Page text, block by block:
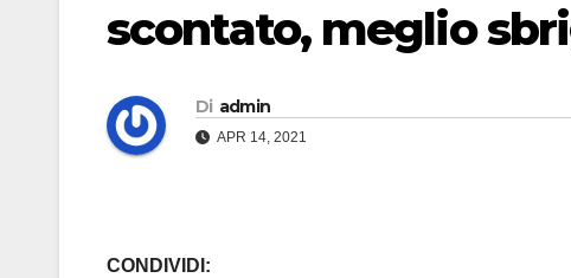
scontato, meglio
Di admin
APR 14, 2021
CONDIVIDI: